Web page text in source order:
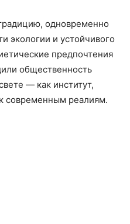
одновременно
экологии и устойчивого
предпочтения
общественность
— как институт,
современным реалиям.